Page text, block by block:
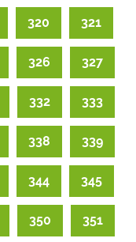
320 321
326 327
332 333
338 339
344 345
350 351